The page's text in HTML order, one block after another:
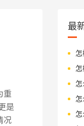
重
是
况
最